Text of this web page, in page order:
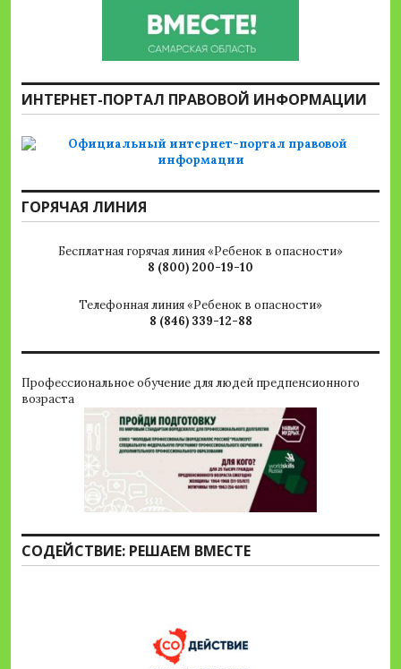
ИНТЕРНЕТ-ПОРТАЛ ПРАВОВОЙ ИНФОРМАЦИИ
ГОРЯЧАЯ ЛИНИЯ
Бесплатная горячая линия «Ребенок в опасности»
8 (800) 200-19-10
Телефонная линия «Ребенок в опасности»
8 (846) 339-12-88
Профессиональное обучение для людей предпенсионного
возраста
СОДЕЙСТВИЕ: РЕШАЕМ ВМЕСТЕ